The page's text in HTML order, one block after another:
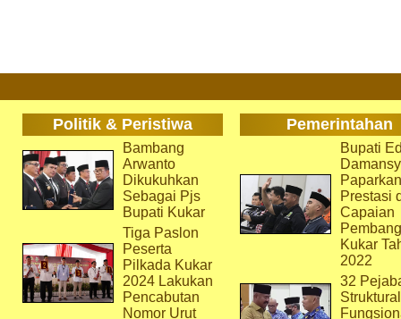
Politik & Peristiwa Pemerintahan
Bambang
Arwanto
Dikukuhkan
Sebagai Pjs
Bupati Kukar
Tiga Paslon
Peserta
Pilkada Kukar
2024 Lakukan
Pencabutan
Nomor Urut
Bupati
Paparkan
Prestasi
Capaian
Kukar
2022
32